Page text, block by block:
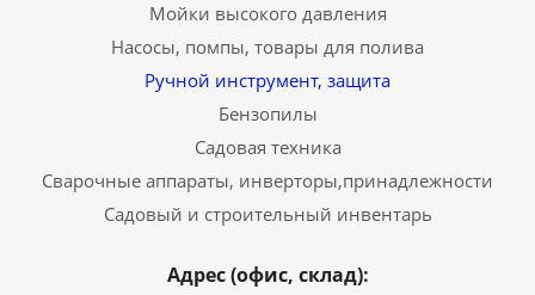
Мойки высокого давления
Насосы, помпы, товары для полива
Ручной инструмент, защита
Бензопилы
Садовая техника
Сварочные аппараты, инверторы,принадлежности
Садовый и строительный инвентарь
Адрес (офис, склад):